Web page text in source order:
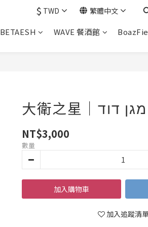
$ TWD 繁體中文
BETAESH WAVE 餐酒館
大衛之星｜מגן דוד
NT$3,000
數量
加入購物車
加入追蹤清